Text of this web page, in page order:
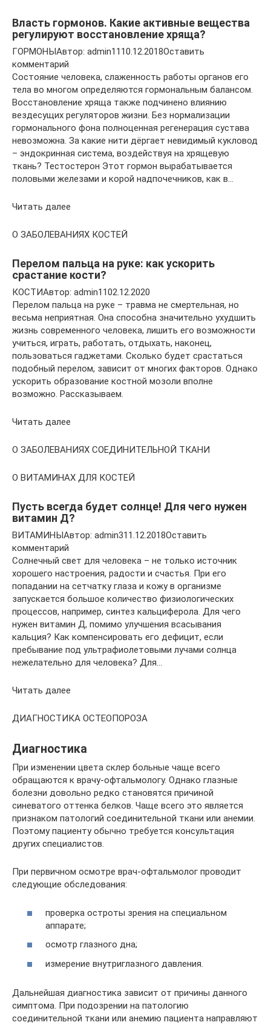
Власть гормонов. Какие активные вещества
регулируют восстановление хряща?
ГОРМОНЫАвтор: admin1110.12.2018Оставить
комментарий
Состояние человека, слаженность работы органов его
тела во многом определяются гормональным балансом.
Восстановление хряща также подчинено влиянию
вездесущих регуляторов жизни. Без нормализации
гормонального фона полноценная регенерация сустава
невозможна. За какие нити дёргает невидимый кукловод
– эндокринная система, воздействуя на хрящевую
ткань? Тестостерон Этот гормон вырабатывается
половыми железами и корой надпочечников, как в…
Читать далее
О ЗАБОЛЕВАНИЯХ КОСТЕЙ
Перелом пальца на руке: как ускорить
срастание кости?
КОСТИАвтор: admin1102.12.2020
Перелом пальца на руке – травма не смертельная, но
весьма неприятная. Она способна значительно ухудшить
жизнь современного человека, лишить его возможности
учиться, играть, работать, отдыхать, наконец,
пользоваться гаджетами. Сколько будет срастаться
подобный перелом, зависит от многих факторов. Однако
ускорить образование костной мозоли вполне
возможно. Рассказываем.
Читать далее
О ЗАБОЛЕВАНИЯХ СОЕДИНИТЕЛЬНОЙ ТКАНИ
О ВИТАМИНАХ ДЛЯ КОСТЕЙ
Пусть всегда будет солнце! Для чего нужен
витамин Д?
ВИТАМИНЫАвтор: admin311.12.2018Оставить
комментарий
Солнечный свет для человека – не только источник
хорошего настроения, радости и счастья. При его
попадании на сетчатку глаза и кожу в организме
запускается большое количество физиологических
процессов, например, синтез кальциферола. Для чего
нужен витамин Д, помимо улучшения всасывания
кальция? Как компенсировать его дефицит, если
пребывание под ультрафиолетовыми лучами солнца
нежелательно для человека? Для…
Читать далее
ДИАГНОСТИКА ОСТЕОПОРОЗА
Диагностика
При изменении цвета склер больные чаще всего
обращаются к врачу-офтальмологу. Однако глазные
болезни довольно редко становятся причиной
синеватого оттенка белков. Чаще всего это является
признаком патологий соединительной ткани или анемии.
Поэтому пациенту обычно требуется консультация
других специалистов.
При первичном осмотре врач-офтальмолог проводит
следующие обследования:
проверка остроты зрения на специальном
аппарате;
осмотр глазного дна;
измерение внутриглазного давления.
Дальнейшая диагностика зависит от причины данного
симптома. При подозрении на патологию
соединительной ткани или анемию пациента направляют